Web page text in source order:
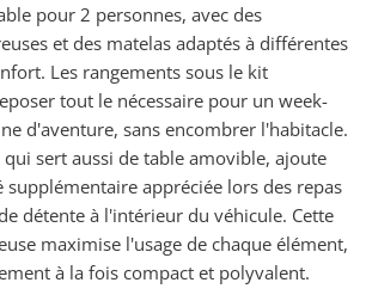
pour 2 personnes, avec des
et des matelas adaptés à différentes
Les rangements sous le kit
tout le nécessaire pour un week-
d'aventure, sans encombrer l'habitacle.
qui sert aussi de table amovible, ajoute
appréciée lors des repas
détente à l'intérieur du véhicule. Cette
maximise l'usage de chaque élément,
à la fois compact et polyvalent.